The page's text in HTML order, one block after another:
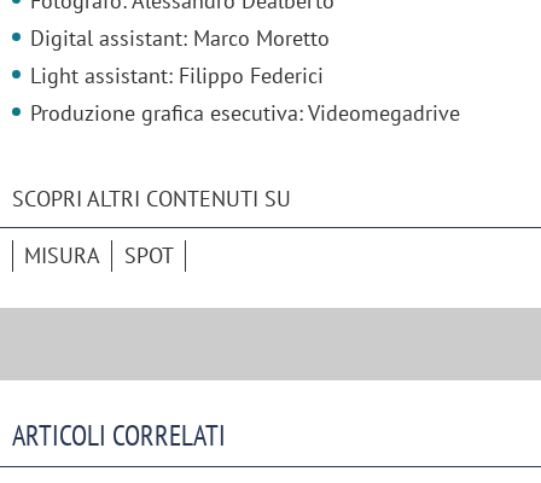
Digital assistant: Marco Moretto
Light assistant: Filippo Federici
Produzione grafica esecutiva: Videomegadrive
SCOPRI ALTRI CONTENUTI SU
MISURA SPOT
ARTICOLI CORRELATI